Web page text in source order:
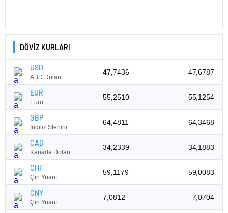
DÖVİZ KURLARI
USD
ABD Doları
47,7436 47,6787
EUR
Euro
55,2510 55,1254
GBP
İngiliz Sterlini
64,4811 64,3468
CAD
Kanada Doları
34,2339 34,1883
CHF
Çin Yuanı
59,1179 59,0083
CNY
Çin Yuanı
7,0812 7,0704